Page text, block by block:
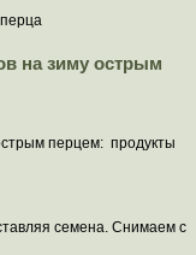
перца
на зиму острым
перцем: продукты
семена. Снимаем с